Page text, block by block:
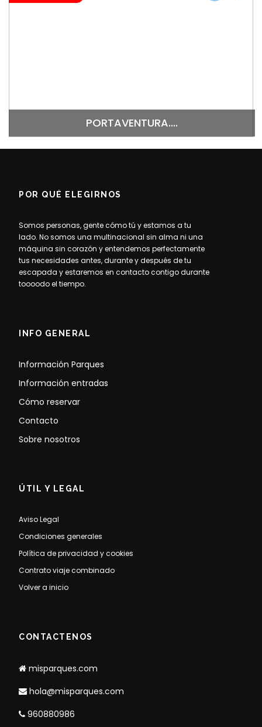
PORTAVENTURA....
POR QUÉ ELEGIRNOS
Somos personas, gente cómo tú y estamos a tu
lado. No somos una multinacional sin alma ni una
máquina sin corazón y entendemos perfectamente
tus necesidades antes, durante y después de tu
escapada y estaremos en contacto contigo durante
toooodo el tiempo.
INFO GENERAL
Información Parques
Información entradas
Cómo reservar
Contacto
Sobre nosotros
ÚTIL Y LEGAL
Aviso Legal
Condiciones generales
Política de privacidad y cookies
Contrato viaje combinado
Volver a inicio
CONTACTENOS
misparques.com
hola@misparques.com
960880986